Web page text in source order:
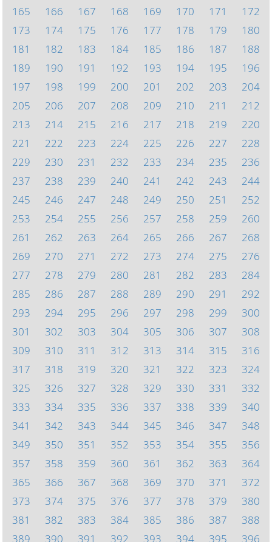
165
166 167 168 169 170 171
172
173
174 175 176 177 178 179
180
181
182 183 184 185 186 187
188
189
190 191 192 193 194 195
196
197
198 199 200 201 202 203
204
205
206 207 208 209 210 211
212
213
214 215 216 217 218 219
220
221
222 223 224 225 226 227
228
229
230 231 232 233 234 235
236
237
238 239 240 241 242 243
244
245
246 247 248 249 250 251
252
253
254 255 256 257 258 259
260
261
262 263 264 265 266 267
268
269
270 271 272 273 274 275
276
277
278 279 280 281 282 283
284
285
286 287 288 289 290 291
292
293
294 295 296 297 298 299
300
301
302 303 304 305 306 307
308
309
310 311 312 313 314 315
316
317
318 319 320 321 322 323
324
325
326 327 328 329 330 331
332
333
334 335 336 337 338 339
340
341
342 343 344 345 346 347
348
349
350 351 352 353 354 355
356
357
358 359 360 361 362 363
364
365
366 367 368 369 370 371
372
373
374 375 376 377 378 379
380
381
382 383 384 385 386 387
388
389
390 391 392 393 394 395 396